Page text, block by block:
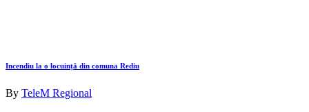
Incendiu la o locuință din comuna Rediu
By TeleM Regional